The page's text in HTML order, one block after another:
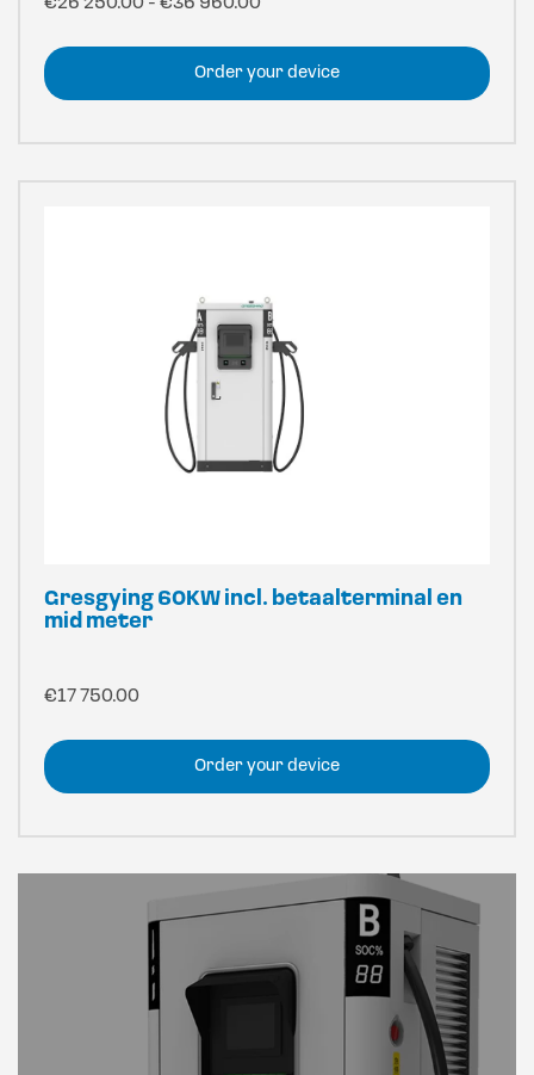
tot
Order your device
Gresgying 60KW incl. betaalterminal en
mid meter
€17 750.00
Order your device